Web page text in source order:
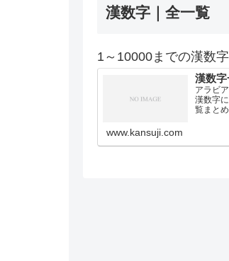
漢数字｜全一覧
1～10000までの漢数字
漢数
アラビ
漢数字
覧まと
｜拾漆
www.kansuji.com